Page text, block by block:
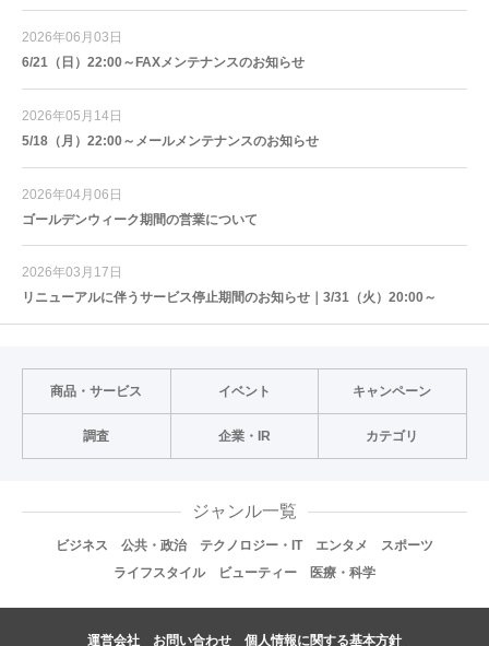
2026年06月03日
6/21（日）22:00～FAXメンテナンスのお知らせ
2026年05月14日
5/18（月）22:00～メールメンテナンスのお知らせ
2026年04月06日
ゴールデンウィーク期間の営業について
2026年03月17日
リニューアルに伴うサービス停止期間のお知らせ｜3/31（火）20:00～
商品・サービス イベント キャンペーン
調査 企業・IR カテゴリ
ジャンル一覧
ビジネス 公共・政治 テクノロジー・IT エンタメ
スポーツ
ライフスタイル
ビューティー 医療・科学
運営会社 お問い合わせ 個人情報に関する基本方針